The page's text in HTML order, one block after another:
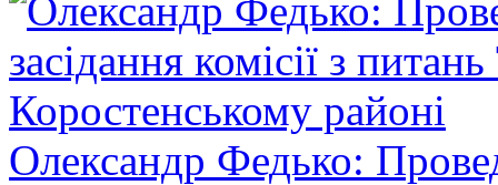
Олександр Федько: